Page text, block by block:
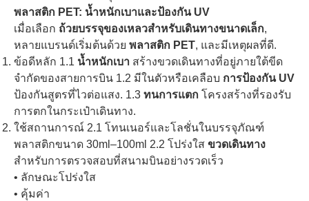
พลาสติก PET: น้ำหนักเบาและป้องกัน UV
เมื่อเลือก ถ้วยบรรจุของเหลวสำหรับเดินทางขนาดเล็ก,
หลายแบรนด์เริ่มต้นด้วย พลาสติก PET, และมีเหตุผลที่ดี.
ข้อดีหลัก 1.1 น้ำหนักเบา สร้างขวดเดินทางที่อยู่ภายใต้ขีด
จำกัดของสายการบิน 1.2 มีในตัวหรือเคลือบ การป้องกัน UV
ป้องกันสูตรที่ไวต่อแสง. 1.3 ทนการแตก โครงสร้างที่รองรับ
การตกในกระเป๋าเดินทาง.
ใช้สถานการณ์ 2.1 โทนเนอร์และโลชั่นในบรรจุภัณฑ์
พลาสติกขนาด 30ml–100ml 2.2 โปร่งใส ขวดเดินทาง
สำหรับการตรวจสอบที่สนามบินอย่างรวดเร็ว
• ลักษณะโปร่งใส
• คุ้มค่า